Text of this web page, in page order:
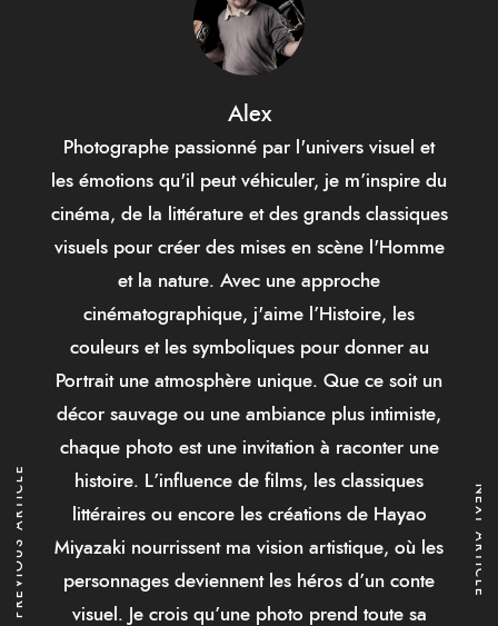
Alex
Photographe passionné par l'univers visuel et
les émotions qu'il peut véhiculer, je m’inspire du
cinéma, de la littérature et des grands classiques
visuels pour créer des mises en scène l'Homme
et la nature. Avec une approche
cinématographique, j'aime l’Histoire, les
couleurs et les symboliques pour donner au
Portrait une atmosphère unique. Que ce soit un
décor sauvage ou une ambiance plus intimiste,
chaque photo est une invitation à raconter une
histoire. L’influence de films, les classiques
littéraires ou encore les créations de Hayao
Miyazaki nourrissent ma vision artistique, où les
personnages deviennent les héros d’un conte
visuel. Je crois qu’une photo prend toute sa
PREVIOUS ARTICLE NEXT ARTICLE